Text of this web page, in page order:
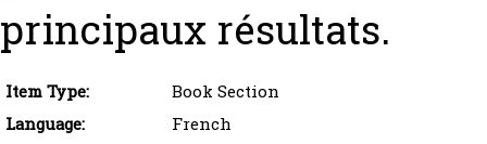
principaux résultats.
Item Type:
Book Section
Language:
French